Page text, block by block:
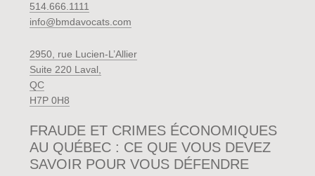
514.666.1111
info@bmdavocats.com
2950, rue Lucien-L’Allier
Suite 220 Laval,
QC
H7P 0H8
FRAUDE ET CRIMES ÉCONOMIQUES
AU QUÉBEC : CE QUE VOUS DEVEZ
SAVOIR POUR VOUS DÉFENDRE